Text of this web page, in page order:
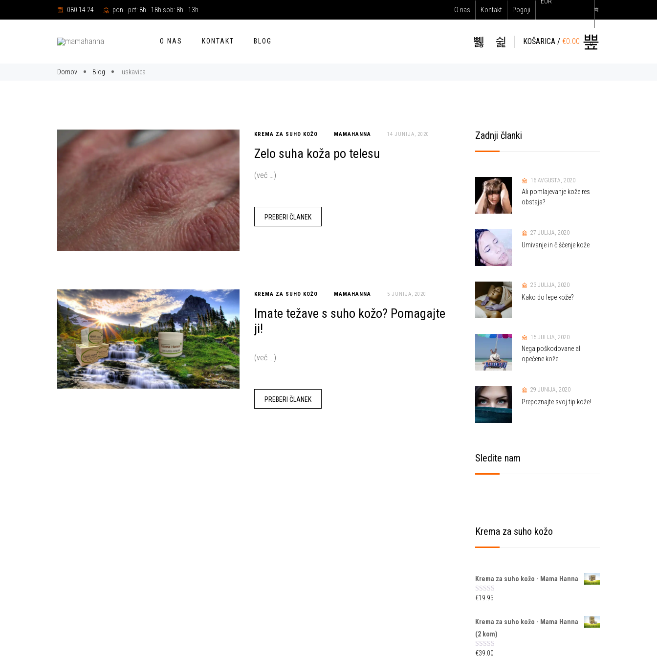
080 14 24 pon - pet: 8h - 18h sob: 8h - 13h O nas Kontakt Pogoji
O NAS KONTAKT BLOG 0
KOŠARICA / €0.00
Domov Blog luskavica
KREMA ZA SUHO KOŽO MAMAHANNA 14 JUNIJA, 2020
Zelo suha koža po telesu
(več …)
PREBERI ČLANEK
KREMA ZA SUHO KOŽO MAMAHANNA 5 JUNIJA, 2020
Imate težave s suho kožo? Pomagajte
ji!
(več …)
PREBERI ČLANEK
Zadnji članki
16 AVGUSTA, 2020
Ali pomlajevanje kože res
obstaja?
27 JULIJA, 2020
Umivanje in čiščenje kože
23 JULIJA, 2020
Kako do lepe kože?
15 JULIJA, 2020
Nega poškodovane ali
opečene kože
29 JUNIJA, 2020
Prepoznajte svoj tip kože!
Sledite nam
Krema za suho kožo
Krema za suho kožo - Mama Hanna
O
n
j
e
n
o
€19.95
Krema za suho kožo - Mama Hanna
(2 kom)
O
€39.00